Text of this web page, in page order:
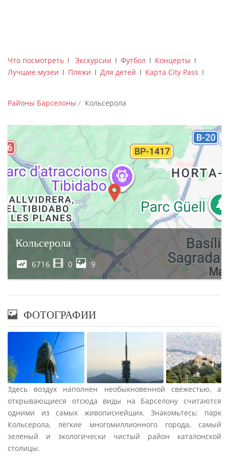
Что посмотреть ǀ Экскурсии ǀ Футбол ǀ Концерты ǀ
Лучшие музеи ǀ Пляжи ǀ Для детей ǀ Карта City Pass ǀ
Районы Барселоны Кольсерола
Кольсерола
6716 0 9
ФОТОГРАФИИ
Здесь воздух наполнен необыкновенной свежестью, а
открывающиеся отсюда виды на Барселону считаются
одними из самых живописнейших. Знакомьтесь: парк
Кольсерола, лёгкие многомиллионного города, самый
зелёный и экологически чистый район каталонской
столицы.